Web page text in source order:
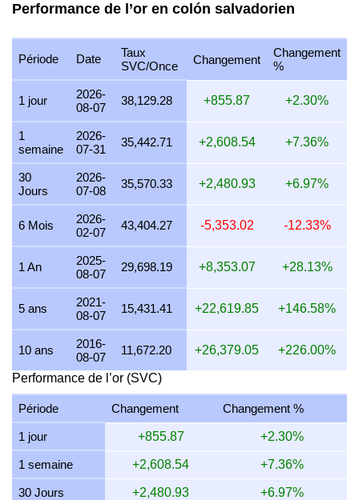
28 juillet 2026 35,279.75 1,134.24 850.68
27 juillet 2026 35,719.08 1,148.37 861.28 671.80
35,435.55 1,139.25 854.44
25 juillet 2026 35,435.55 1,139.25 854.44 666.46
24 juillet 2026 35,558.51 1,143.21
23 juillet 2026 35,429.52
22 juillet 2026 36,302.05 1,167.11 875.33 682.76
21 juillet 2026 35,570.26 1,143.58
20 juillet 2026 34,999.56
19 juillet 2026 35,096.90 1,128.37 846.27 660.09
18 juillet 2026 35,096.90 1,128.37
17 juillet 2026 35,127.91
16 juillet 2026 34,855.02 1,120.59 840.44 655.54
15 juillet 2026 35,564.28
14 juillet 2026 35,564.42 1,143.40 857.55 668.89
13 juillet 2026 35,024.13 1,126.03 844.52 658.73
12 juillet 2026 36,044.94 1,158.84 869.13 677.92
11 juillet 2026 36,044.94 1,158.84 869.13 677.92
Performance de l’or en colón salvadorien
Période Date
Taux
SVC/Once
Changement
Changement
%
1 jour
2026-
08-07
38,129.28 +855.87 +2.30%
1
semaine
2026-
07-31
35,442.71 +2,608.54 +7.36%
30
Jours
2026-
07-08
35,570.33 +2,480.93 +6.97%
6 Mois
2026-
02-07
43,404.27 -5,353.02 -12.33%
1 An
2025-
08-07
29,698.19 +8,353.07 +28.13%
5 ans
2021-
08-07
15,431.41 +22,619.85 +146.58%
10 ans
2016-
08-07
11,672.20 +26,379.05 +226.00%
Performance de l’or (SVC)
Période Changement Changement %
1 jour +855.87 +2.30%
1 semaine +2,608.54 +7.36%
30 Jours +2,480.93 +6.97%